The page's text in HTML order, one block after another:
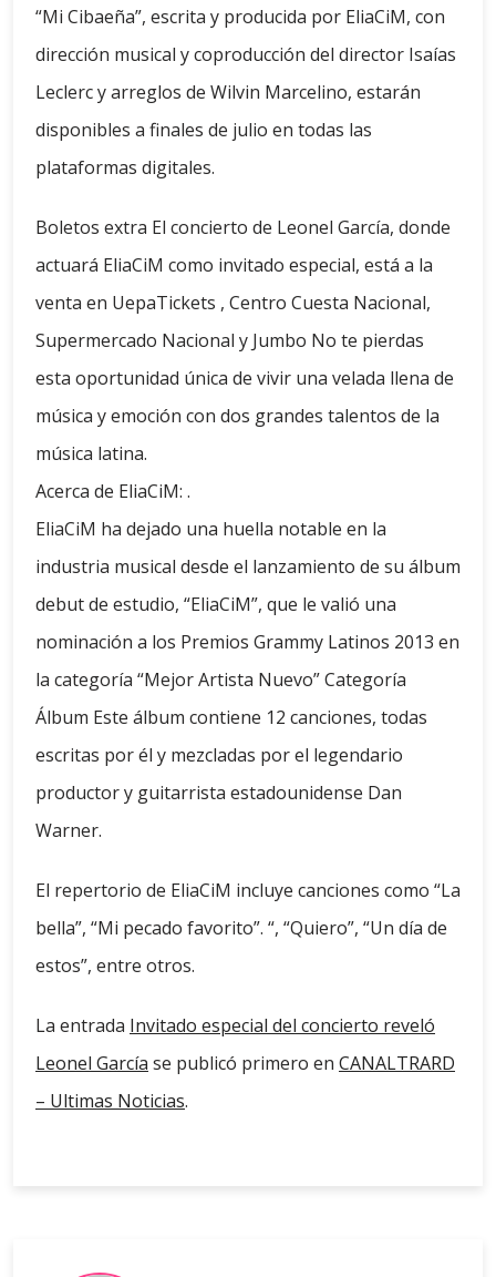
“Mi Cibaeña”, escrita y producida por EliaCiM, con
dirección musical y coproducción del director Isaías
Leclerc y arreglos de Wilvin Marcelino, estarán
disponibles a finales de julio en todas las
plataformas digitales.
Boletos extra El concierto de Leonel García, donde
actuará EliaCiM como invitado especial, está a la
venta en UepaTickets , Centro Cuesta Nacional,
Supermercado Nacional y Jumbo No te pierdas
esta oportunidad única de vivir una velada llena de
música y emoción con dos grandes talentos de la
música latina.
Acerca de EliaCiM: .
EliaCiM ha dejado una huella notable en la
industria musical desde el lanzamiento de su álbum
debut de estudio, “EliaCiM”, que le valió una
nominación a los Premios Grammy Latinos 2013 en
la categoría “Mejor Artista Nuevo” Categoría
Álbum Este álbum contiene 12 canciones, todas
escritas por él y mezcladas por el legendario
productor y guitarrista estadounidense Dan
Warner.
El repertorio de EliaCiM incluye canciones como “La
bella”, “Mi pecado favorito”. “, “Quiero”, “Un día de
estos”, entre otros.
La entrada Invitado especial del concierto reveló
Leonel García se publicó primero en CANALTRARD
– Ultimas Noticias.